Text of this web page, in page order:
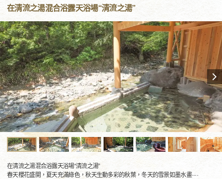
在清流之湯混合浴露天浴場“清流之湯”
在清流之湯混合浴露天浴場“清流之湯”
春天櫻花盛開，夏天充滿綠色，秋天生動多彩的秋葉，冬天的雪景如墨水畫····